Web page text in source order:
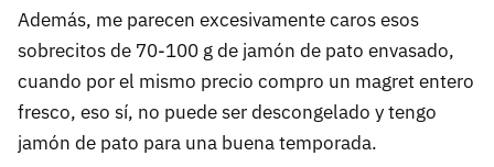
Además, me parecen excesivamente caros esos
sobrecitos de 70-100 g de jamón de pato envasado,
cuando por el mismo precio compro un magret entero
fresco, eso sí, no puede ser descongelado y tengo
jamón de pato para una buena temporada.